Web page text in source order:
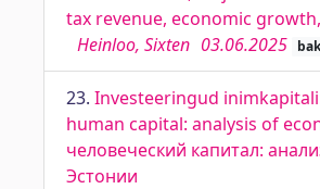
tax revenue, economic
Heinloo, Sixten 03.06.2025
23. Investeeringud
human capital: analysis of
человеческий капитал:
Эстонии